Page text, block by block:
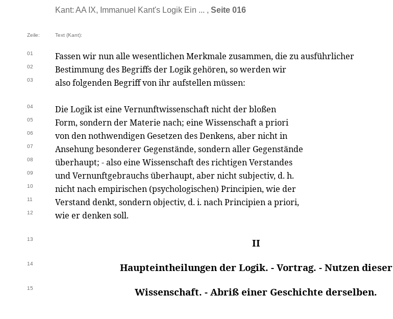
Kant: AA IX, Immanuel Kant's Logik Ein ... , Seite 016
Zeile: Text (Kant):
01 Fassen wir nun alle wesentlichen Merkmale zusammen, die zu ausführlicher
02 Bestimmung des Begriffs der Logik gehören, so werden wir
03 also folgenden Begriff von ihr aufstellen müssen:
04 Die Logik ist eine Vernunftwissenschaft nicht der bloßen
05 Form, sondern der Materie nach; eine Wissenschaft a priori
06 von den nothwendigen Gesetzen des Denkens, aber nicht in
07 Ansehung besonderer Gegenstände, sondern aller Gegenstände
08 überhaupt; - also eine Wissenschaft des richtigen Verstandes
09 und Vernunftgebrauchs überhaupt, aber nicht subjectiv, d. h.
10 nicht nach empirischen (psychologischen) Principien, wie der
11 Verstand denkt, sondern objectiv, d. i. nach Principien a priori,
12 wie er denken soll.
13 II
14 Haupteintheilungen der Logik. - Vortrag. - Nutzen dieser
15 Wissenschaft. - Abriß einer Geschichte derselben.